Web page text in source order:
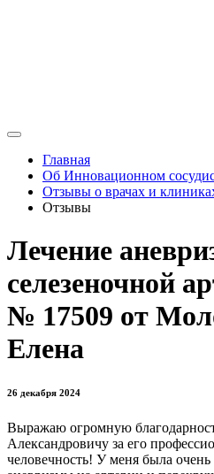
Главная
Об Инновационном
Отзывы о врачах и
Отзывы
Лечение
селезеночной
№ 17509 от
Елена
26 декабря 2024
Выражаю огромную
Александровичу за его
человечность! У меня была